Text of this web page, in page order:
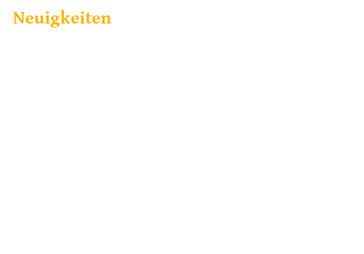
Neuigkeiten